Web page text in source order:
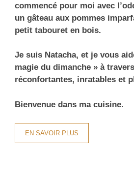
commencé pour moi avec
un gâteau aux pommes
petit tabouret en bois.
Je suis Natacha, et je vous
magie du dimanche » à
réconfortantes, inratables et
Bienvenue dans ma cuisine.
EN SAVOIR PLUS